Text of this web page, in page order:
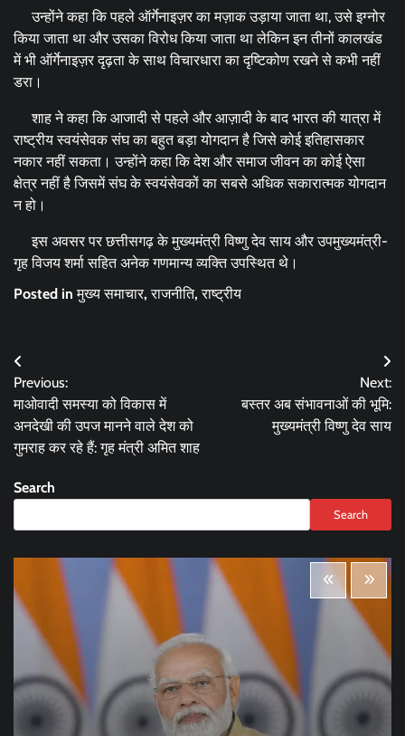
उन्होंने कहा कि पहले ऑर्गेनाइज़र का मज़ाक उड़ाया जाता था, उसे इग्नोर
किया जाता था और उसका विरोध किया जाता था लेकिन इन तीनों कालखंड
में भी ऑर्गेनाइज़र दृढ़ता के साथ विचारधारा का दृष्टिकोण रखने से कभी नहीं
डरा।
शाह ने कहा कि आजादी से पहले और आज़ादी के बाद भारत की यात्रा में
राष्ट्रीय स्वयंसेवक संघ का बहुत बड़ा योगदान है जिसे कोई इतिहासकार
नकार नहीं सकता। उन्होंने कहा कि देश और समाज जीवन का कोई ऐसा
क्षेत्र नहीं है जिसमें संघ के स्वयंसेवकों का सबसे अधिक सकारात्मक योगदान
न हो।
इस अवसर पर छत्तीसगढ़ के मुख्यमंत्री विष्णु देव साय और उपमुख्यमंत्री-
गृह विजय शर्मा सहित अनेक गणमान्य व्यक्ति उपस्थित थे।
Posted inमुख्य समाचार,राजनीति,राष्ट्रीय
Post
navigation
Previous:
माओवादी समस्या को विकास में
अनदेखी की उपज मानने वाले देश को
गुमराह कर रहे हैं: गृह मंत्री अमित शाह
Next:
बस्तर अब संभावनाओं की भूमि:
मुख्यमंत्री विष्णु देव साय
Search
Search